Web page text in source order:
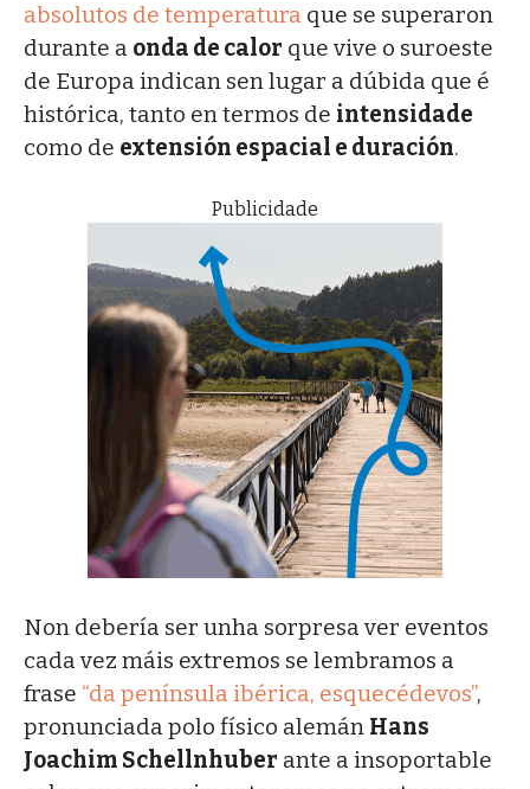
absolutos de temperatura que se superaron
durante a onda de calor que vive o suroeste
de Europa indican sen lugar a dúbida que é
histórica, tanto en termos de intensidade
como de extensión espacial e duración.
Publicidade
Non debería ser unha sorpresa ver eventos
cada vez máis extremos se lembramos a
frase “da península ibérica, esquecédevos”,
pronunciada polo físico alemán Hans
Joachim Schellnhuber ante a insoportable